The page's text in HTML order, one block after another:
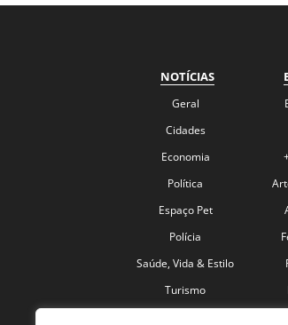
NOTÍCIAS
Geral
Cidades
Economia
Política
Espaço Pet
Polícia
Saúde, Vida & Estilo
Turismo